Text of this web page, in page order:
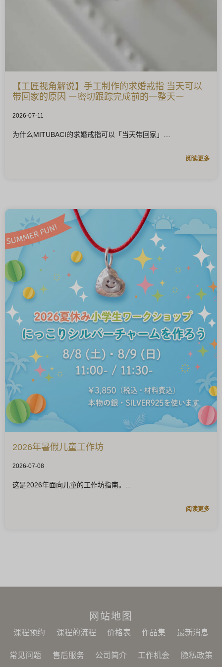
【工匠视角解说】手工制作的求婚戒指 当天可以
带回家的原因 ー密切跟踪完成前的一整天ー
2026-07-11
为什么MITUBACI的求婚戒指可以「当天带回家」
阅读更多
2026年暑假儿童工作坊
2026-07-08
这是2026年面向儿童的工作坊指南。
阅读更多
网站地图
课程预约 课程的流程 价格表 作品集 最新消息
常见问题 售后服务 公司简介 工作机会 隐私政策